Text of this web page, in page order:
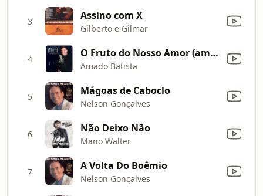
3 Assino com X
Gilberto e Gilmar
4 O Fruto do Nosso Amor (amor Perfeito)
Amado Batista
5 Mágoas de Caboclo
Nelson Gonçalves
6 Não Deixo Não
Mano Walter
7 A Volta Do Boêmio
Nelson Gonçalves